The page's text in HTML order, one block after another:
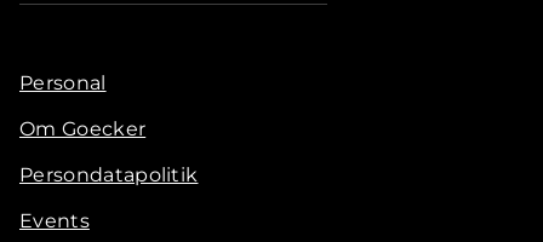
Personal
Om Goecker
Persondatapolitik
Events